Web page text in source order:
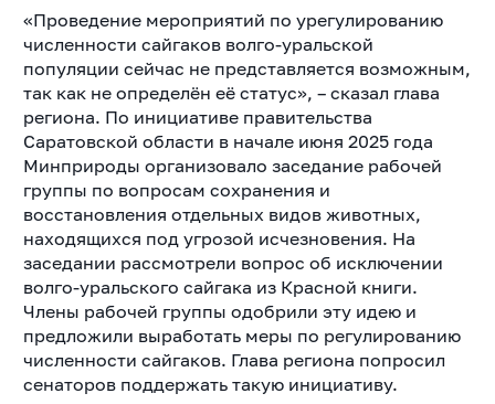
«Проведение мероприятий по урегулированию
численности сайгаков волго-уральской
популяции сейчас не представляется возможным,
так как не определён её статус», – сказал глава
региона. По инициативе правительства
Саратовской области в начале июня 2025 года
Минприроды организовало заседание рабочей
группы по вопросам сохранения и
восстановления отдельных видов животных,
находящихся под угрозой исчезновения. На
заседании рассмотрели вопрос об исключении
волго-уральского сайгака из Красной книги.
Члены рабочей группы одобрили эту идею и
предложили выработать меры по регулированию
численности сайгаков. Глава региона попросил
сенаторов поддержать такую инициативу.